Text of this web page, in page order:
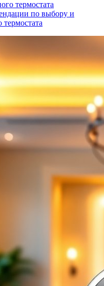
термостата
по выбору и